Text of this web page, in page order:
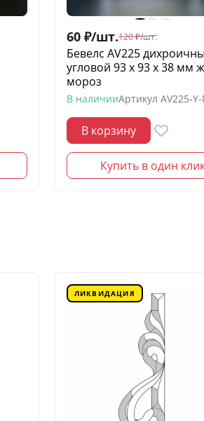
60 ₽/шт.120 ₽/шт.
Бевелс AV225
угловой 93 х 93 х 38 мм
мороз
В наличииАртикул AV225-
В корзину
Купить в один
ЛИКВИДАЦИЯ